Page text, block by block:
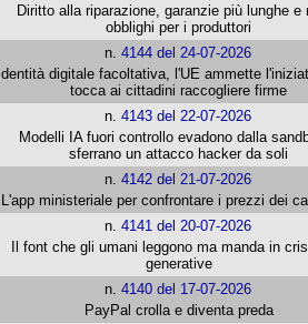
Diritto alla riparazione, garanzie più lunghe e
obblighi per i produttori
n.4144 del 24-07-2026
Identità digitale facoltativa, l'UE ammette
tocca ai cittadini raccogliere firme
n.4143 del 22-07-2026
Modelli IA fuori controllo evadono dalla
sferrano un attacco hacker da soli
n.4142 del 21-07-2026
L'app ministeriale per confrontare i prezzi dei
n.4141 del 20-07-2026
Il font che gli umani leggono ma manda in
generative
n.4140 del 17-07-2026
PayPal crolla e diventa preda